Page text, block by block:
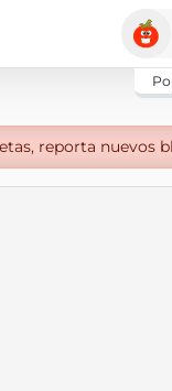
reporta nuevos